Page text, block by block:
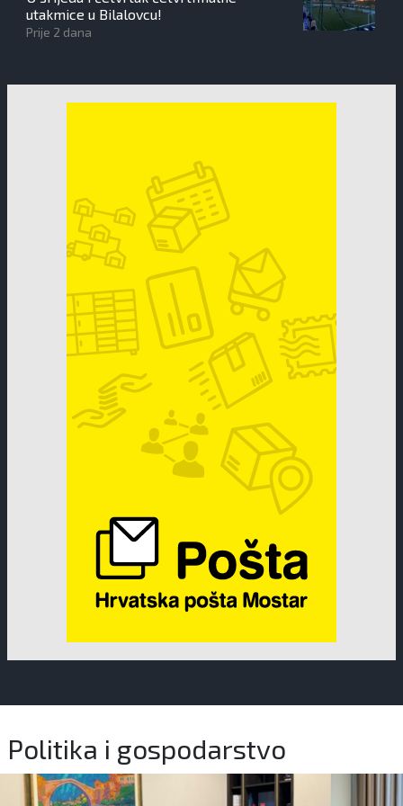
utakmice u Bilalovcu!
Prije 2 dana
Politika i gospodarstvo